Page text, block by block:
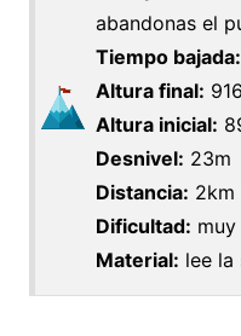
abandonas el
Tiempo bajada:
Altura final:
Altura inicial:
Desnivel: 23m
Distancia: 2km
Dificultad:
Material: lee la